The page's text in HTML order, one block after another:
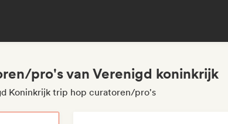
pro's van Verenigd koninkrijk
Koninkrijk trip hop curatoren/pro's